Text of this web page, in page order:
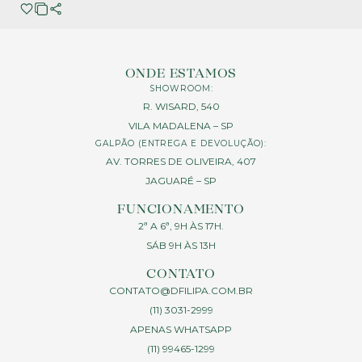
ONDE ESTAMOS
SHOWROOM:
R. WISARD, 540
VILA MADALENA – SP
GALPÃO (ENTREGA E DEVOLUÇÃO):
AV. TORRES DE OLIVEIRA, 407
JAGUARÉ – SP
FUNCIONAMENTO
2ª A 6ª, 9H ÀS 17H.
SÁB 9H ÀS 13H
CONTATO
CONTATO@DFILIPA.COM.BR
(11) 3031-2999
APENAS WHATSAPP
(11) 99465-1299